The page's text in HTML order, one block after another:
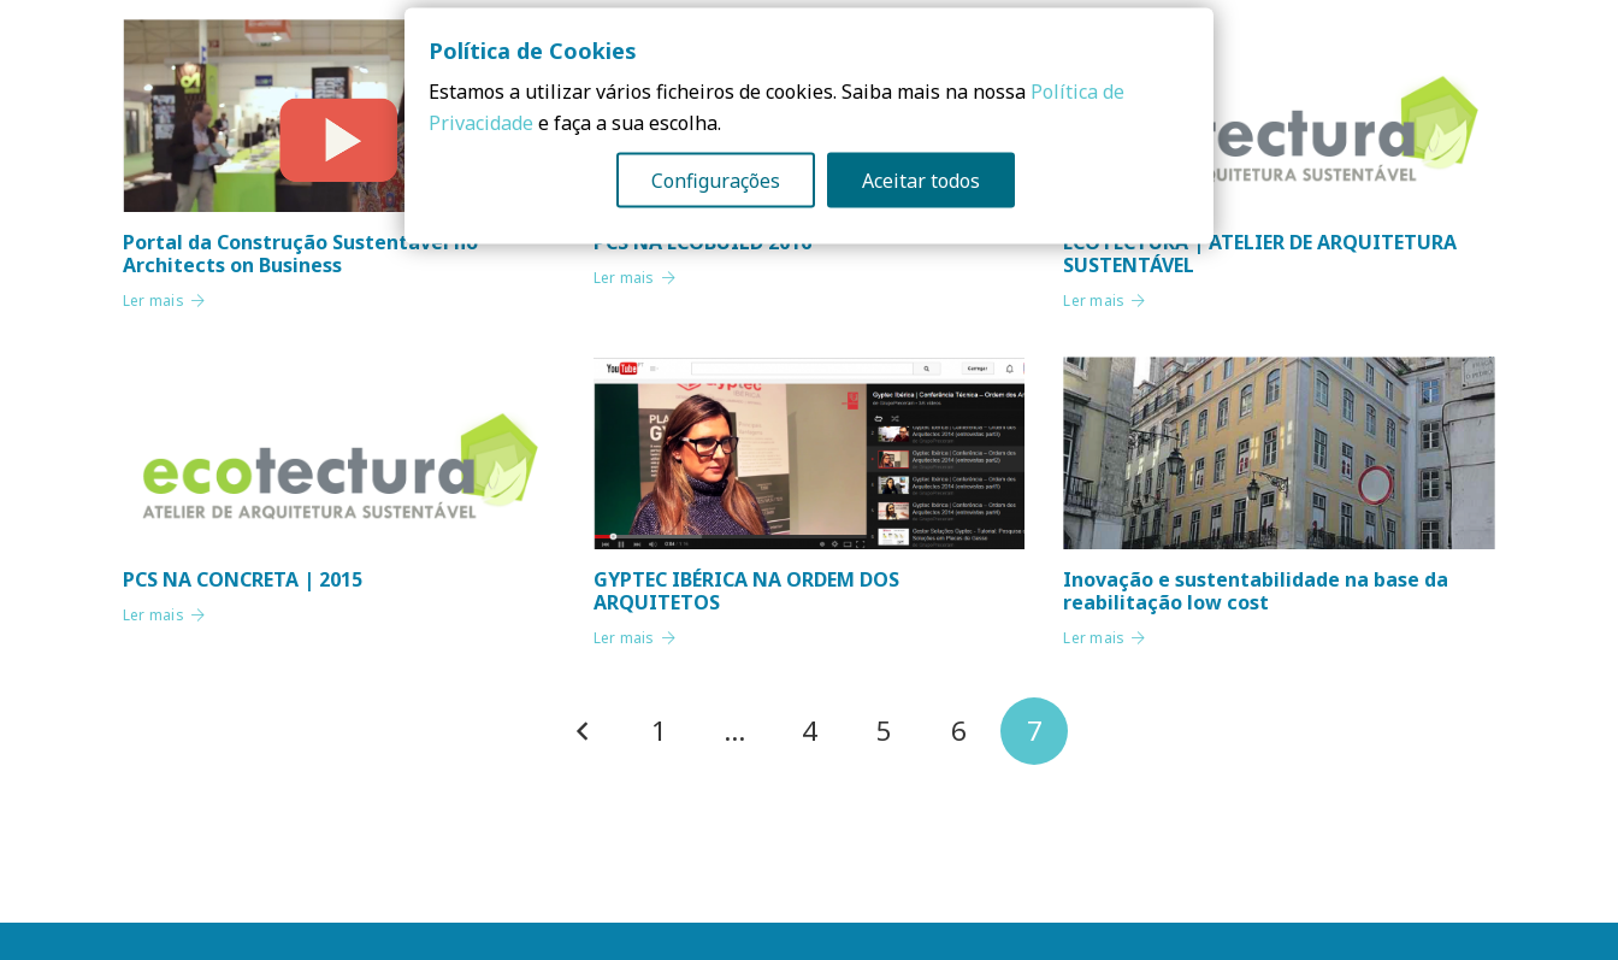
Portal da Construção Sustentável no
Architects on Business
Ler mais
PCS NA ECOBUILD 2016
Ler mais
ECOTECTURA | ATELIER DE ARQUITETURA
SUSTENTÁVEL
Ler mais
PCS NA CONCRETA | 2015
Ler mais
GYPTEC IBÉRICA NA ORDEM DOS
ARQUITETOS
Ler mais
Inovação e sustentabilidade na base da
reabilitação low cost
Ler mais
1 … 4 5 6 7
Política de Cookies
Estamos a utilizar vários ficheiros de cookies. Saiba mais na nossa Política de
Privacidade e faça a sua escolha.
Configurações Aceitar todos